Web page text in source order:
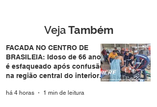
VejaTambém
FACADA NO CENTRO DE
BRASILEIA: Idoso de 66 anos
é esfaqueado após confusão
na região central do interior
há 4 horas 1 min de leitura